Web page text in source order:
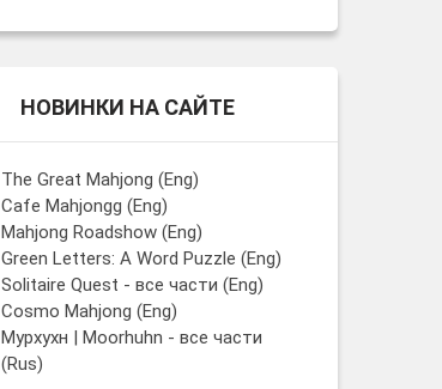
НОВИНКИ НА САЙТЕ
The Great Mahjong (Eng)
Cafe Mahjongg (Eng)
Mahjong Roadshow (Eng)
Green Letters: A Word Puzzle (Eng)
Solitaire Quest - все части (Eng)
Cosmo Mahjong (Eng)
Мурхухн | Moorhuhn - все части
(Rus)